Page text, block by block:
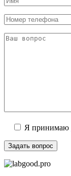
Я принимаю